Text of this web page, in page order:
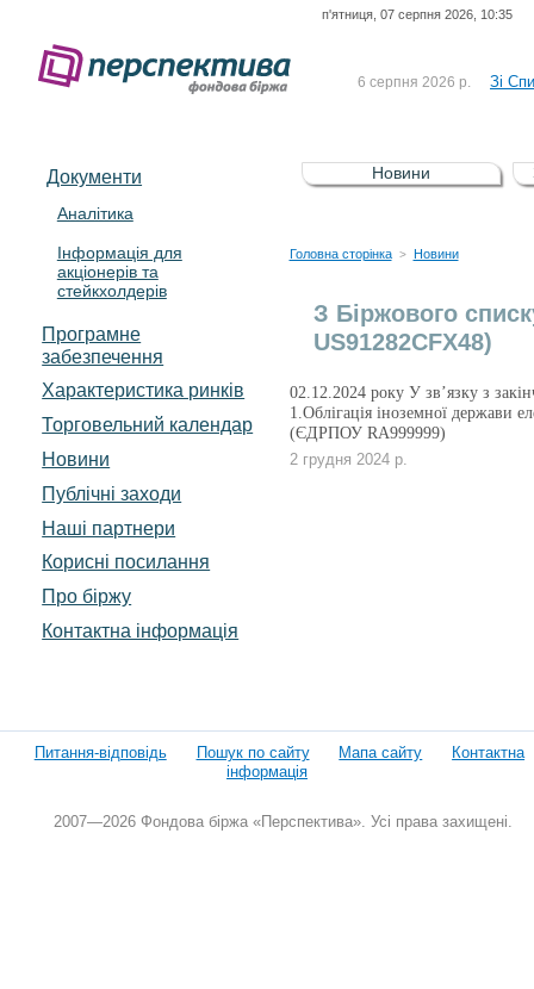
п'ятниця, 07 серпня 2026, 10:35
6 серпня 2026 р. Зі
5 серпня 2026 р.
Зі
UA4000232607)
4 серпня 2026 р.
Документи
Аналітика
Інформація для
акціонерів та
стейкхолдерів
Програмне
забезпечення
Характеристика pинків
Торговельний календар
Новини
Публічні заходи
Наші партнери
Корисні посилання
Про біржу
Контактна інформація
Новини
Головна сторінка > Новини
З Біржового
US91282CFX48)
02.12.2024 року У зв’язку з
1.Облігація іноземної держави
(ЄДРПОУ RA999999)
2 грудня 2024 р.
Питання-відповідь Пошук по сайту Мапа сайту
Контактна
інформація
2007—2026 Фондова біржа «Перспектива». Усі права захищені.